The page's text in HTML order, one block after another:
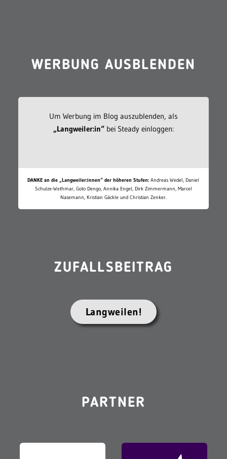
WERBUNG AUSBLENDEN
Um Werbung im Blog auszublenden, als
„Langweiler:in“bei Steady einloggen:
DANKE an die „Langweiler:innen“ der höheren Stufen: Andreas Wedel, Daniel
Schulze-Wethmar, Goto Dengo, Annika Engel, Dirk Zimmermann, Marcel
Nasemann, Kristian Gäckle und Christian Zenker.
ZUFALLSBEITRAG
Langweilen!
PARTNER